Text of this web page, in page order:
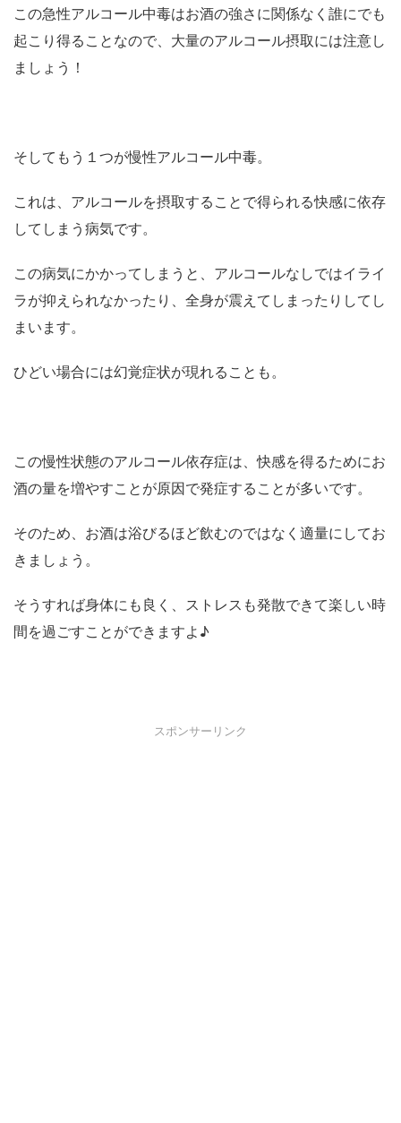
この急性アルコール中毒はお酒の強さに関係なく誰にでも
起こり得ることなので、大量のアルコール摂取には注意し
ましょう！
そしてもう１つが慢性アルコール中毒。
これは、アルコールを摂取することで得られる快感に依存
してしまう病気です。
この病気にかかってしまうと、アルコールなしではイライ
ラが抑えられなかったり、全身が震えてしまったりしてし
まいます。
ひどい場合には幻覚症状が現れることも。
この慢性状態のアルコール依存症は、快感を得るためにお
酒の量を増やすことが原因で発症することが多いです。
そのため、お酒は浴びるほど飲むのではなく適量にしてお
きましょう。
そうすれば身体にも良く、ストレスも発散できて楽しい時
間を過ごすことができますよ♪
スポンサーリンク